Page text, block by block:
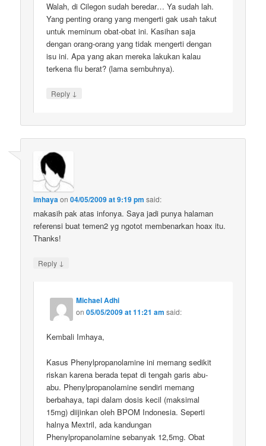
Walah, di Cilegon sudah beredar… Ya sudah lah.
Yang penting orang yang mengerti gak usah takut
untuk meminum obat-obat ini. Kasihan saja
dengan orang-orang yang tidak mengerti dengan
isu ini. Apa yang akan mereka lakukan kalau
terkena flu berat? (lama sembuhnya).
Reply ↓
imhayaon04/05/2009 at 9:19 pm said:
makasih pak atas infonya. Saya jadi punya halaman
referensi buat temen2 yg ngotot membenarkan hoax itu.
Thanks!
Reply ↓
Michael Adhi
on05/05/2009 at 11:21 am said:
Kembali Imhaya,
Kasus Phenylpropanolamine ini memang sedikit
riskan karena berada tepat di tengah garis abu-
abu. Phenylpropanolamine sendiri memang
berbahaya, tapi dalam dosis kecil (maksimal
15mg) diijinkan oleh BPOM Indonesia. Seperti
halnya Mextril, ada kandungan
Phenylpropanolamine sebanyak 12,5mg. Obat